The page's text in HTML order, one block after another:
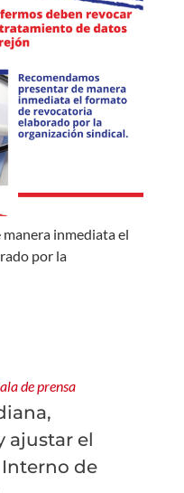
inmediata el
por la
de prensa
ajustar el
de